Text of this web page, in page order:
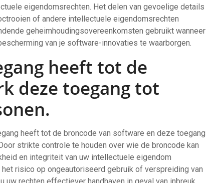
eigendomsrechten. Het delen van gevoelige details
of andere intellectuele eigendomsrechten
geheimhoudingsovereenkomsten gebruikt wanneer
van je software-innovaties te waarborgen.
heeft tot de
deze toegang tot
heeft tot de broncode van software en deze toegang
strikte controle te houden over wie de broncode kan
en integriteit van uw intellectuele eigendom
risico op ongeautoriseerd gebruik of verspreiding van